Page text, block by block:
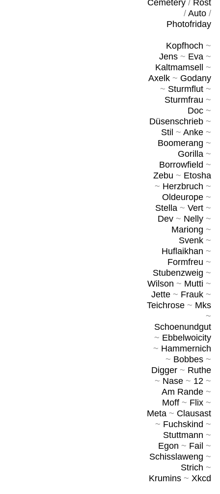
Cemetery/ Rost
/ Auto/
Photofriday
Kopfhoch ~
Jens~ Eva~
Kaltmamsell
~
Axelk~ Godany
~ Sturmflut~
Sturmfrau ~
Doc~
Düsenschrieb~
Stil ~ Anke~
Boomerang ~
Gorilla~
Borrowfield ~
Zebu ~ Etosha
~ Herzbruch ~
Oldeurope~
Stella~ Vert~
Dev~ Nelly~
Mariong ~
Svenk~
Huflaikhan ~
Formfreu ~
Stubenzweig ~
Wilson ~ Mutti ~
Jette~ Frauk~
Teichrose~ Mks
~
Schoenundgut
~ Ebbelwoicity
~ Hammernich
~ Bobbes~
Digger~ Ruthe
~ Nase~ 12~
Am Rande~
Moff~ Flix~
Meta~ Clausast
~ Fuchskind ~
Stuttmann ~
Egon ~ Fail ~
Schisslaweng ~
Strich ~
Krumins~ Xkcd